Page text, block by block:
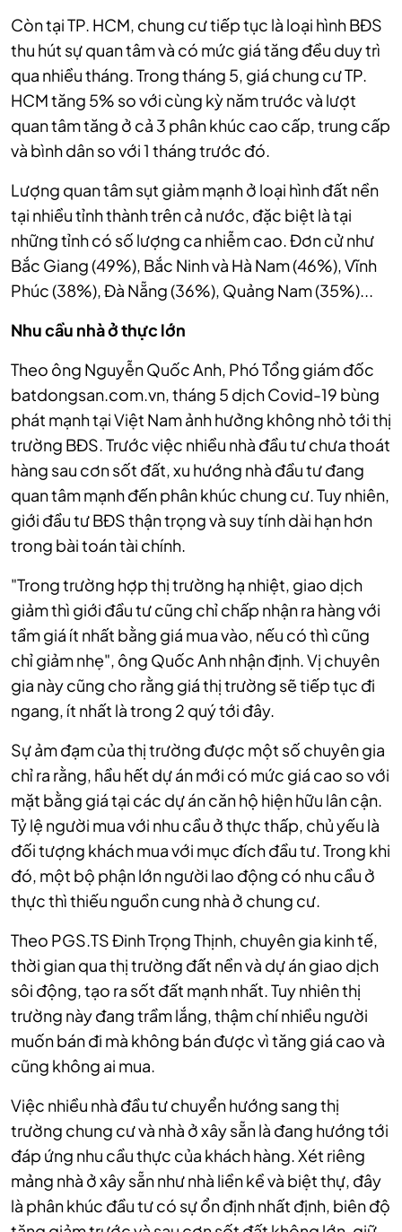
Còn tại TP. HCM, chung cư tiếp tục là loại hình BĐS
thu hút sự quan tâm và có mức giá tăng đều duy trì
qua nhiều tháng. Trong tháng 5, giá chung cư TP.
HCM tăng 5% so với cùng kỳ năm trước và lượt
quan tâm tăng ở cả 3 phân khúc cao cấp, trung cấp
và bình dân so với 1 tháng trước đó.
Lượng quan tâm sụt giảm mạnh ở loại hình đất nền
tại nhiều tỉnh thành trên cả nước, đặc biệt là tại
những tỉnh có số lượng ca nhiễm cao. Đơn cử như
Bắc Giang (49%), Bắc Ninh và Hà Nam (46%), Vĩnh
Phúc (38%), Đà Nẵng (36%), Quảng Nam (35%)...
Nhu cầu nhà ở thực lớn
Theo ông Nguyễn Quốc Anh, Phó Tổng giám đốc
batdongsan.com.vn, tháng 5 dịch Covid-19 bùng
phát mạnh tại Việt Nam ảnh hưởng không nhỏ tới thị
trường BĐS. Trước việc nhiều nhà đầu tư chưa thoát
hàng sau cơn sốt đất, xu hướng nhà đầu tư đang
quan tâm mạnh đến phân khúc chung cư. Tuy nhiên,
giới đầu tư BĐS thận trọng và suy tính dài hạn hơn
trong bài toán tài chính.
"Trong trường hợp thị trường hạ nhiệt, giao dịch
giảm thì giới đầu tư cũng chỉ chấp nhận ra hàng với
tầm giá ít nhất bằng giá mua vào, nếu có thì cũng
chỉ giảm nhẹ", ông Quốc Anh nhận định. Vị chuyên
gia này cũng cho rằng giá thị trường sẽ tiếp tục đi
ngang, ít nhất là trong 2 quý tới đây.
Sự ảm đạm của thị trường được một số chuyên gia
chỉ ra rằng, hầu hết dự án mới có mức giá cao so với
mặt bằng giá tại các dự án căn hộ hiện hữu lân cận.
Tỷ lệ người mua với nhu cầu ở thực thấp, chủ yếu là
đối tượng khách mua với mục đích đầu tư. Trong khi
đó, một bộ phận lớn người lao động có nhu cầu ở
thực thì thiếu nguồn cung nhà ở chung cư.
Theo PGS.TS Đinh Trọng Thịnh, chuyên gia kinh tế,
thời gian qua thị trường đất nền và dự án giao dịch
sôi động, tạo ra sốt đất mạnh nhất. Tuy nhiên thị
trường này đang trầm lắng, thậm chí nhiều người
muốn bán đi mà không bán được vì tăng giá cao và
cũng không ai mua.
Việc nhiều nhà đầu tư chuyển hướng sang thị
trường chung cư và nhà ở xây sẵn là đang hướng tới
đáp ứng nhu cầu thực của khách hàng. Xét riêng
mảng nhà ở xây sẵn như nhà liền kề và biệt thự, đây
là phân khúc đầu tư có sự ổn định nhất định, biên độ